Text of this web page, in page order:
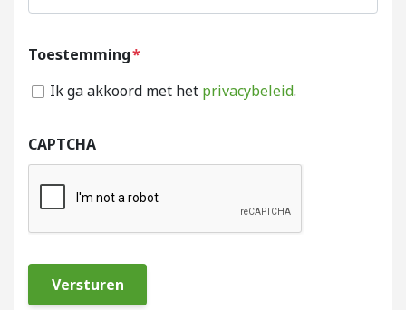
Toestemming*
Ik ga akkoord met het privacybeleid.
CAPTCHA